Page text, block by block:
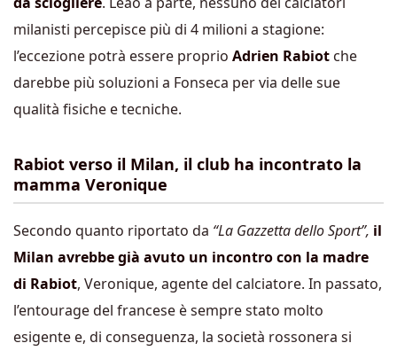
milanisti percepisce più di 4 milioni a stagione:
l’eccezione potrà essere proprio Adrien Rabiot che
darebbe più soluzioni a Fonseca per via delle sue
qualità fisiche e tecniche.
Rabiot verso il Milan, il club ha incontrato la
mamma Veronique
Secondo quanto riportato da “La Gazzetta dello Sport”, il
Milan avrebbe già avuto un incontro con la madre
di Rabiot, Veronique, agente del calciatore. In passato,
l’entourage del francese è sempre stato molto
esigente e, di conseguenza, la società rossonera si